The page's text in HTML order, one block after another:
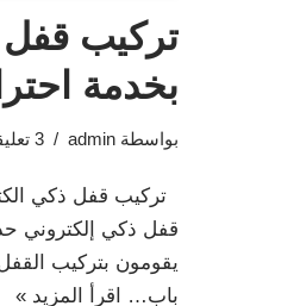
تركيب
بخدمة
بواسطة admin 3 تعليقات
تركيب قفل ذكي
قفل ذكي إلكتروني
يقومون بتركيب
باب…
اقرأ المزيد »